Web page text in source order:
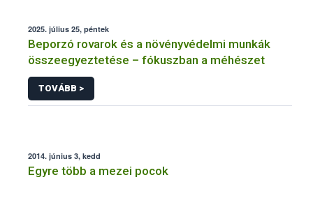
2025. július 25, péntek
Beporzó rovarok és a növényvédelmi munkák
összeegyeztetése – fókuszban a méhészet
TOVÁBB >
2014. június 3, kedd
Egyre több a mezei pocok